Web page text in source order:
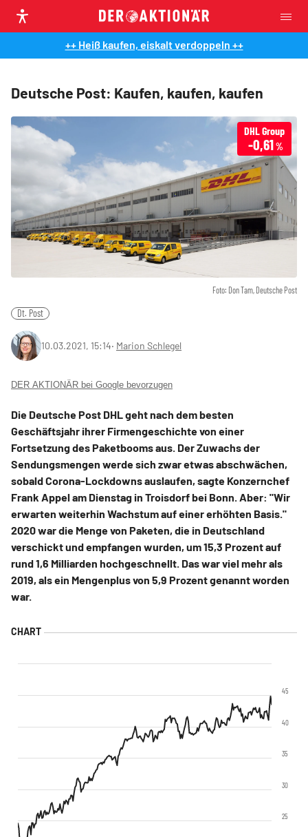
++ Heiß kaufen, eiskalt verdoppeln ++
Deutsche Post: Kaufen, kaufen, kaufen
Foto: Don Tam, Deutsche Post
DHL Group
-0,61%
Dt. Post
10.03.2021, 15:14‧ Marion Schlegel
DER AKTIONÄR bei Google bevorzugen
Die Deutsche Post DHL geht nach dem besten
Geschäftsjahr ihrer Firmengeschichte von einer
Fortsetzung des Paketbooms aus. Der Zuwachs der
Sendungsmengen werde sich zwar etwas abschwächen,
sobald Corona-Lockdowns auslaufen, sagte Konzernchef
Frank Appel am Dienstag in Troisdorf bei Bonn. Aber: "Wir
erwarten weiterhin Wachstum auf einer erhöhten Basis."
2020 war die Menge von Paketen, die in Deutschland
verschickt und empfangen wurden, um 15,3 Prozent auf
rund 1,6 Milliarden hochgeschnellt. Das war viel mehr als
2019, als ein Mengenplus von 5,9 Prozent genannt worden
war.
25
30
35
40
45